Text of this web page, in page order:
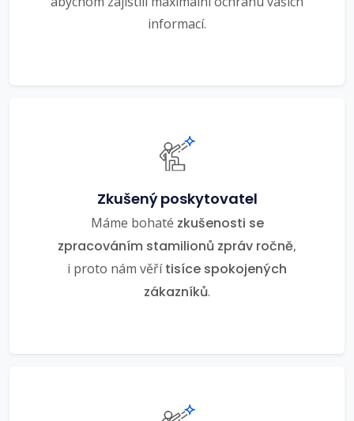
informací.
Zkušený poskytovatel
Máme bohaté zkušenosti se
zpracováním stamilionů zpráv ročně,
i proto nám věřítisíce spokojených
zákazníků.